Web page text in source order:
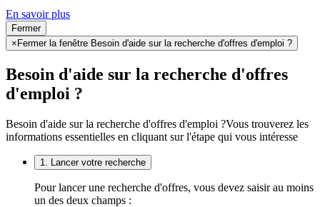
En savoir plus
Fermer
×Fermer la fenêtre Besoin d'aide sur la recherche d'offres d'emploi ?
Besoin d'aide sur la recherche d'offres
d'emploi ?
Besoin d'aide sur la recherche d'offres d'emploi ?Vous trouverez les
informations essentielles en cliquant sur l'étape qui vous intéresse
1. Lancer votre recherche
Pour lancer une recherche d'offres, vous devez saisir au moins
un des deux champs :